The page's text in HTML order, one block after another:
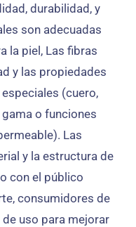
durabilidad, y
son adecuadas
la piel, Las fibras
y las propiedades
(cuero,
o funciones
Las
y la estructura de
con el público
consumidores de
uso para mejorar